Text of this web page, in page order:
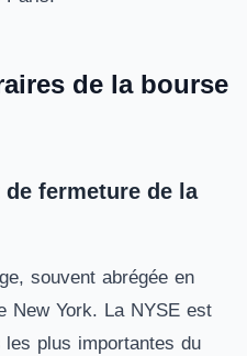
de la bourse
de fermeture de la
souvent abrégée en
New York. La NYSE est
les plus importantes du